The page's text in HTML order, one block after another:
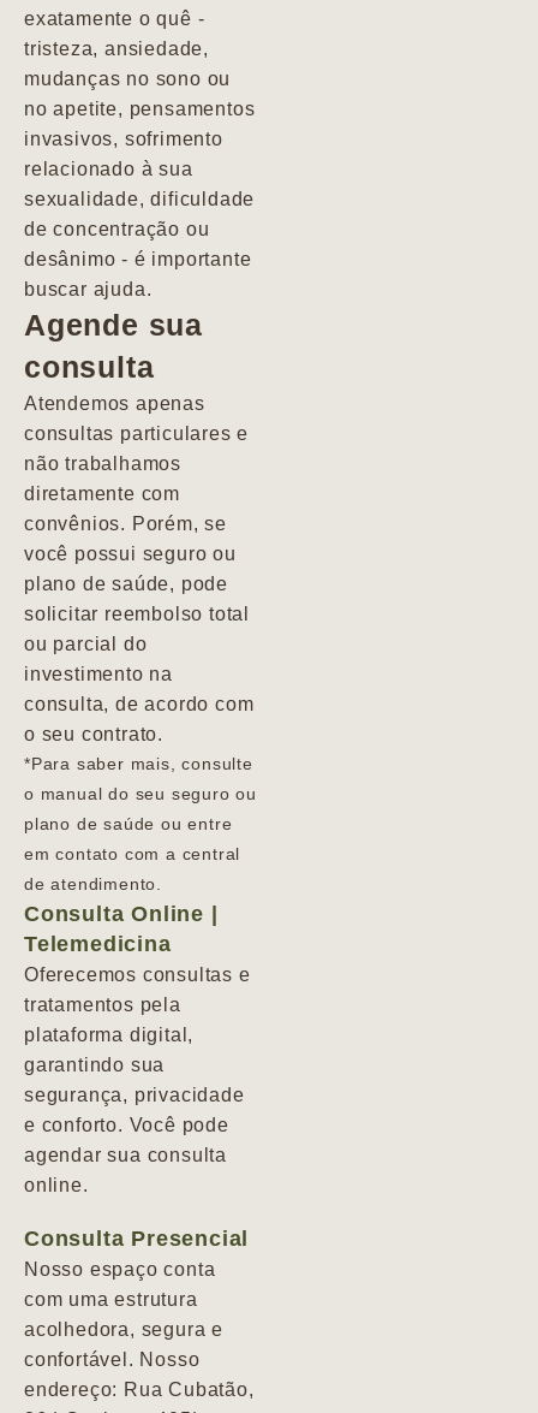
exatamente o quê -
tristeza, ansiedade,
mudanças no sono ou
no apetite, pensamentos
invasivos, sofrimento
relacionado à sua
sexualidade, dificuldade
de concentração ou
desânimo - é importante
buscar ajuda.
Agende sua
consulta
Atendemos apenas
consultas particulares e
não trabalhamos
diretamente com
convênios. Porém, se
você possui seguro ou
plano de saúde, pode
solicitar reembolso total
ou parcial do
investimento na
consulta, de acordo com
o seu contrato.
*Para saber mais, consulte
o manual do seu seguro ou
plano de saúde ou entre
em contato com a central
de atendimento.
Consulta Online |
Telemedicina
Oferecemos consultas e
tratamentos pela
plataforma digital,
garantindo sua
segurança, privacidade
e conforto. Você pode
agendar sua consulta
online.
Consulta Presencial
Nosso espaço conta
com uma estrutura
acolhedora, segura e
confortável. Nosso
endereço: Rua Cubatão,